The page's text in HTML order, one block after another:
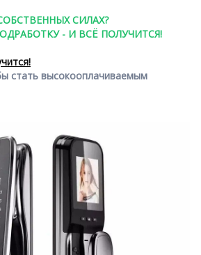
СИЛАХ?
- И ВСЁ ПОЛУЧИТСЯ!
стать высокооплачиваемым